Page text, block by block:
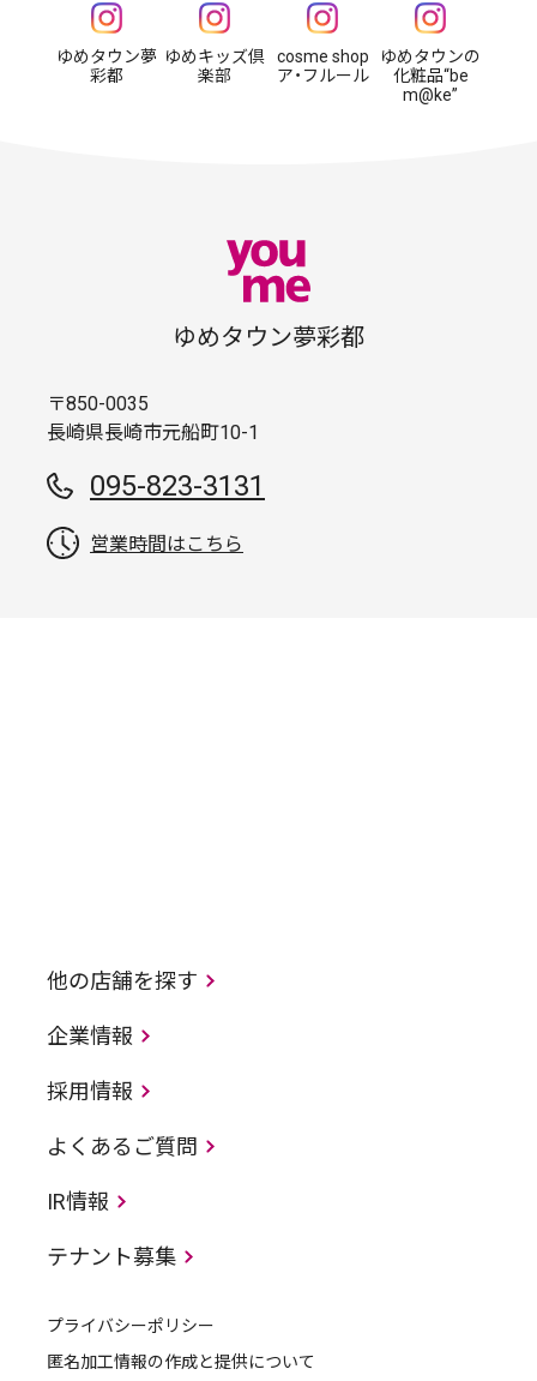
ゆめタウン夢
彩都
ゆめキッズ倶
楽部
cosme shop
ア・フルール
ゆめタウンの
化粧品“be
m@ke”
ゆめタウン夢彩都
〒850-0035
長崎県長崎市元船町10-1
095-823-3131
営業時間はこちら
他の店舗を探す
企業情報
採用情報
よくあるご質問
IR情報
テナント募集
プライバシーポリシー
匿名加工情報の作成と提供について